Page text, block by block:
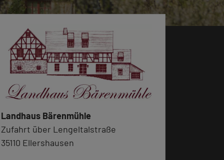
Landhaus Bärenmühle
Zufahrt über Lengeltalstraße
35110 Ellershausen